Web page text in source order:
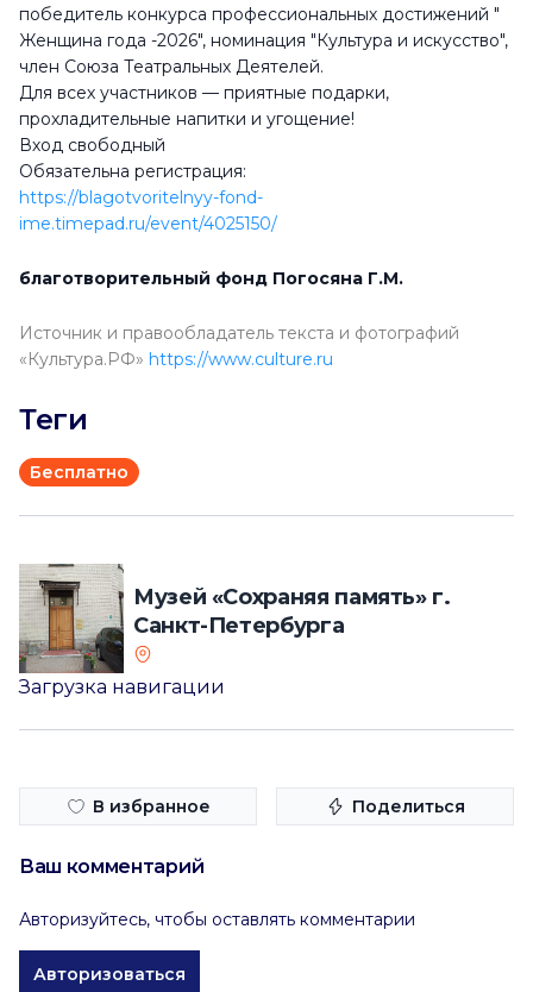
победитель конкурса профессиональных достижений "
Женщина года -2026", номинация "Культура и искусство",
член Союза Театральных Деятелей.
Для всех участников — приятные подарки,
прохладительные напитки и угощение!
Вход свободный
Обязательна регистрация:
https://blagotvoritelnyy-fond-
ime.timepad.ru/event/4025150/
благотворительный фонд Погосяна Г.М.
Источник и правообладатель текста и фотографий
«Культура.РФ» https://www.culture.ru
Теги
Бесплатно
Музей «Сохраняя память» г.
Санкт-Петербурга
Загрузка навигации
В избранное Поделиться
Ваш комментарий
Авторизуйтесь, чтобы оставлять комментарии
Авторизоваться